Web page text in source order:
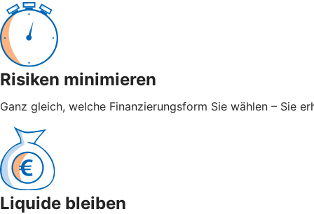
Risiken minimieren
Ganz gleich, welche Finanzierungsform Sie wählen – Sie
Liquide bleiben